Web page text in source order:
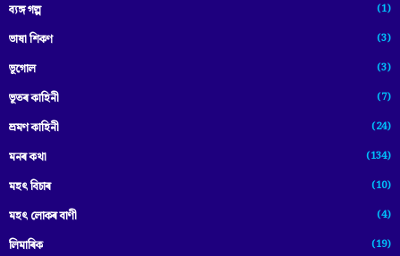
ব্যঙ্গ গল্প (1)
ভাষা শিকণ (3)
ভূগোল (3)
ভূতৰ কাহিনী (7)
ভ্ৰমণ কাহিনী (24)
মনৰ কথা (134)
মহৎ বিচাৰ (10)
মহৎ লোকৰ বাণী (4)
লিমাৰিক (19)